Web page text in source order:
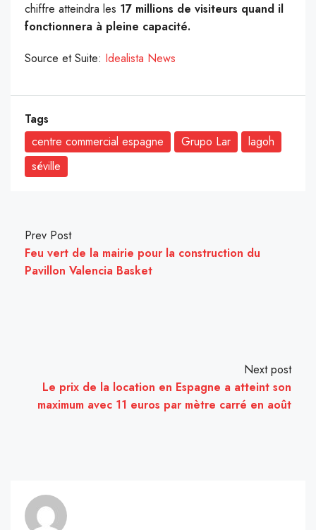
chiffre atteindra les 17 millions de visiteurs quand il
fonctionnera à pleine capacité.
Source et Suite: Idealista News
Tags
centre commercial espagne
Grupo Lar
lagoh
séville
Prev Post
Feu vert de la mairie pour la construction du
Pavillon Valencia Basket
Next post
Le prix de la location en Espagne a atteint son
maximum avec 11 euros par mètre carré en août